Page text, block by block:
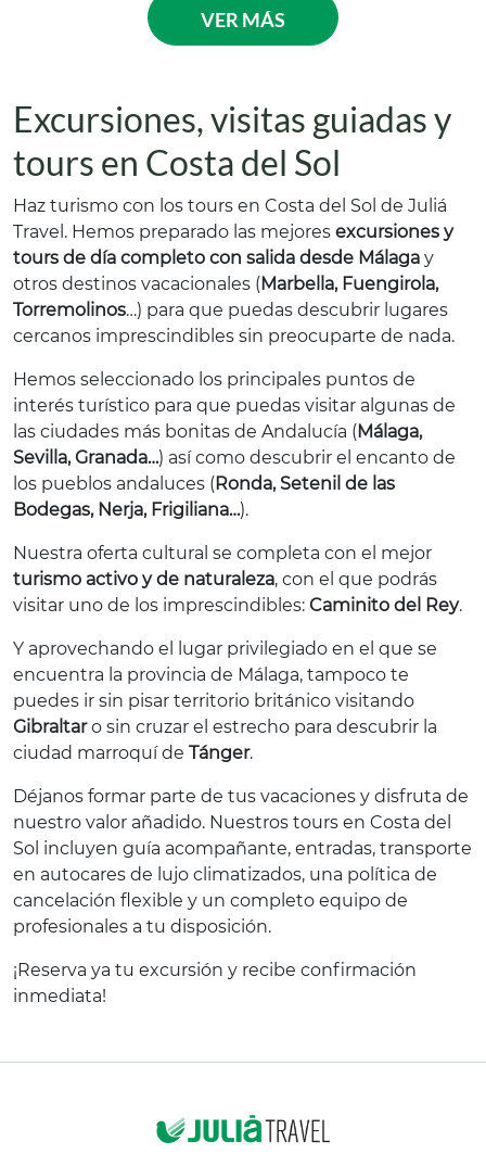
VER MÁS
Excursiones, visitas guiadas y
tours en Costa del Sol
Haz turismo con los tours en Costa del Sol de Juliá
Travel. Hemos preparado las mejores excursiones y
tours de día completo con salida desde Málaga y
otros destinos vacacionales (Marbella, Fuengirola,
Torremolinos…) para que puedas descubrir lugares
cercanos imprescindibles sin preocuparte de nada.
Hemos seleccionado los principales puntos de
interés turístico para que puedas visitar algunas de
las ciudades más bonitas de Andalucía (Málaga,
Sevilla, Granada…) así como descubrir el encanto de
los pueblos andaluces (Ronda, Setenil de las
Bodegas, Nerja, Frigiliana…).
Nuestra oferta cultural se completa con el mejor
turismo activo y de naturaleza, con el que podrás
visitar uno de los imprescindibles: Caminito del Rey.
Y aprovechando el lugar privilegiado en el que se
encuentra la provincia de Málaga, tampoco te
puedes ir sin pisar territorio británico visitando
Gibraltaro sin cruzar el estrecho para descubrir la
ciudad marroquí de Tánger.
Déjanos formar parte de tus vacaciones y disfruta de
nuestro valor añadido. Nuestros tours en Costa del
Sol incluyen guía acompañante, entradas, transporte
en autocares de lujo climatizados, una política de
cancelación flexible y un completo equipo de
profesionales a tu disposición.
¡Reserva ya tu excursión y recibe confirmación
inmediata!